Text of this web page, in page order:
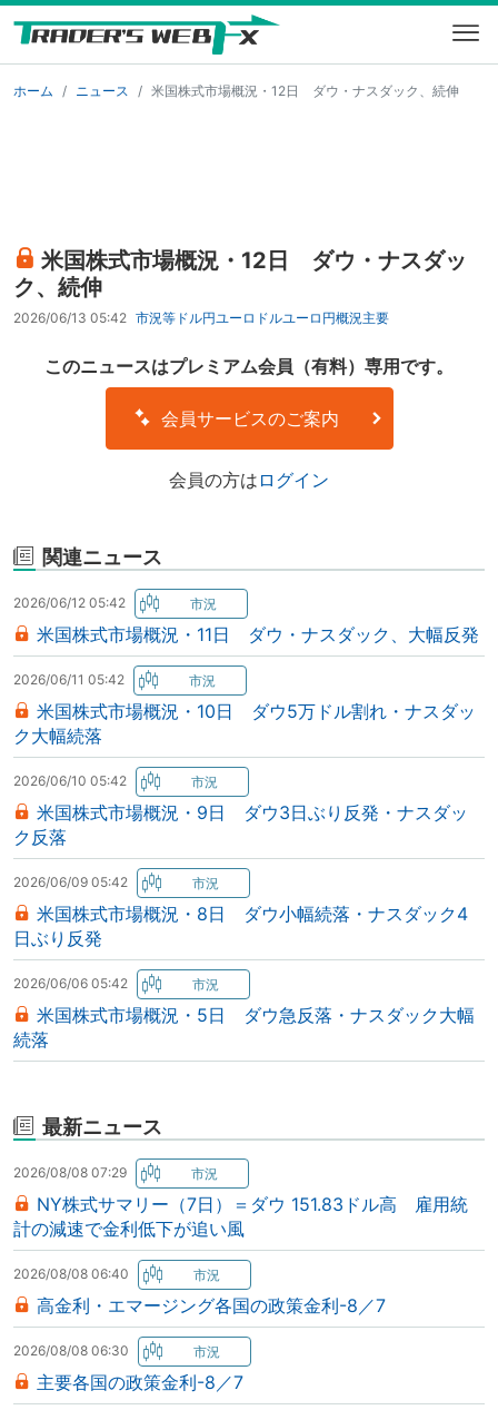
ホーム ニュース 米国株式市場概況・12日 ダウ・ナスダック、続伸
米国株式市場概況・12日 ダウ・ナスダッ
ク、続伸
2026/06/13 05:42 市況等 ドル円ユーロドルユーロ円概況主要
このニュースはプレミアム会員（有料）専用です。
会員サービスのご案内
会員の方は ログイン
関連ニュース
2026/06/12 05:42
米国株式市場概況・11日 ダウ・ナスダック、大幅反発
2026/06/11 05:42
米国株式市場概況・10日 ダウ5万ドル割れ・ナスダッ
ク大幅続落
2026/06/10 05:42
米国株式市場概況・9日 ダウ3日ぶり反発・ナスダッ
ク反落
2026/06/09 05:42
米国株式市場概況・8日 ダウ小幅続落・ナスダック4
日ぶり反発
2026/06/06 05:42
米国株式市場概況・5日 ダウ急反落・ナスダック大幅
続落
最新ニュース
2026/08/08 07:29
NY株式サマリー（7日）＝ダウ 151.83ドル高 雇用統
計の減速で金利低下が追い風
2026/08/08 06:40
高金利・エマージング各国の政策金利-8／7
2026/08/08 06:30
主要各国の政策金利-8／7